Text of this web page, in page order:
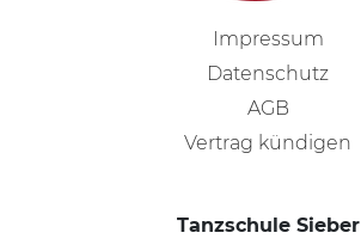
Impressum
Datenschutz
AGB
Vertrag kündigen
Tanzschule Sieber